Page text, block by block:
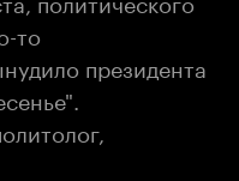
то
президента